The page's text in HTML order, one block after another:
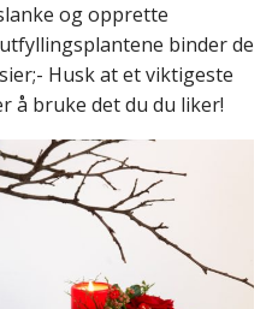
og opprette
binder de
Husk at et viktigeste
å bruke det du du liker!